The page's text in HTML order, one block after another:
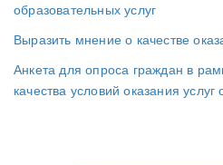
образовательных услуг
Выразить мнение о качестве
Анкета для опроса граждан в
качества условий оказания услуг